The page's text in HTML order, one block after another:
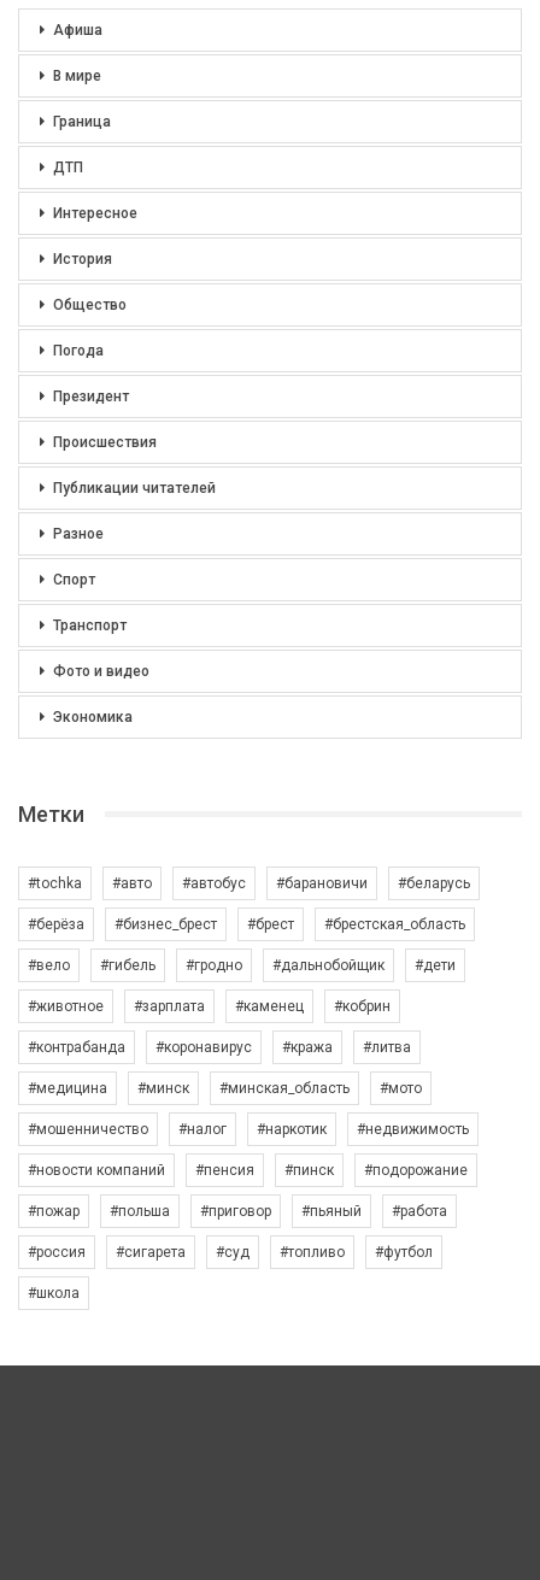
Афиша
В мире
Граница
ДТП
Интересное
История
Общество
Погода
Президент
Происшествия
Публикации читателей
Разное
Спорт
Транспорт
Фото и видео
Экономика
Метки
#tochka #авто #автобус #барановичи #беларусь
#берёза #бизнес_брест #брест #брестская_область
#вело #гибель #гродно #дальнобойщик #дети
#животное #зарплата #каменец #кобрин
#контрабанда #коронавирус #кража #литва
#медицина #минск #минская_область #мото
#мошенничество #налог #наркотик #недвижимость
#новости компаний #пенсия #пинск #подорожание
#пожар #польша #приговор #пьяный #работа
#россия #сигарета #суд #топливо #футбол
#школа